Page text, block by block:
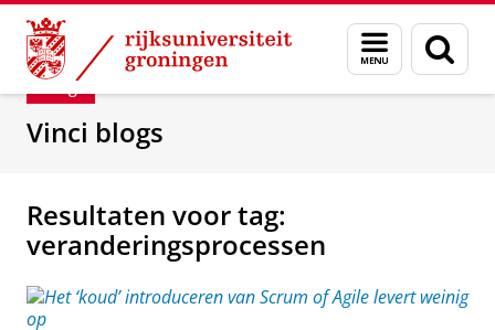
Skip
Content
Skip
Navigation
Menu
en
zoeken
Department of Innovation Management &
Blog
Vinci blogs
Resultaten voor tag:
veranderingsprocessen